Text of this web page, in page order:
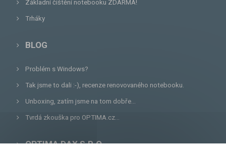
Základní čištění notebooku ZDARMA!
Trháky
BLOG
Problém s Windows?
Tak jsme to dali :-), recenze renovovaného notebooku.
Unboxing, zatím jsme na tom dobře...
Tvrdá zkouška pro OPTIMA.cz...
OPTIMA DAX S.R.O.